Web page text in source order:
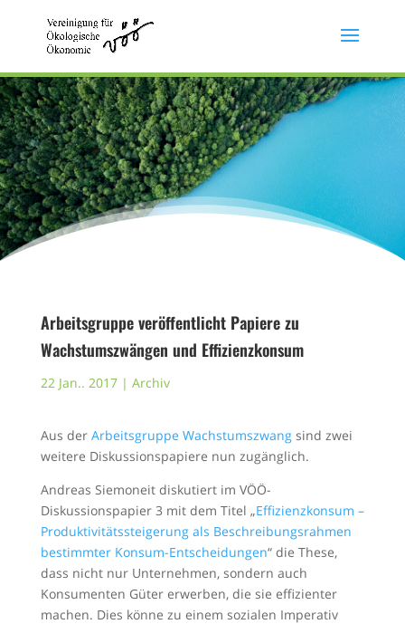
Arbeitsgruppe veröffentlicht Papiere zu
Wachstumszwängen und Effizienzkonsum
22 Jan.. 2017| Archiv
Aus der Arbeitsgruppe Wachstumszwangsind zwei
weitere Diskussionspapiere nun zugänglich.
Andreas Siemoneit diskutiert im VÖÖ-
Diskussionspapier 3 mit dem Titel „Effizienzkonsum –
Produktivitätssteigerung als Beschreibungsrahmen
bestimmter Konsum-Entscheidungen“ die These,
dass nicht nur Unternehmen, sondern auch
Konsumenten Güter erwerben, die sie effizienter
machen. Dies könne zu einem sozialen Imperativ